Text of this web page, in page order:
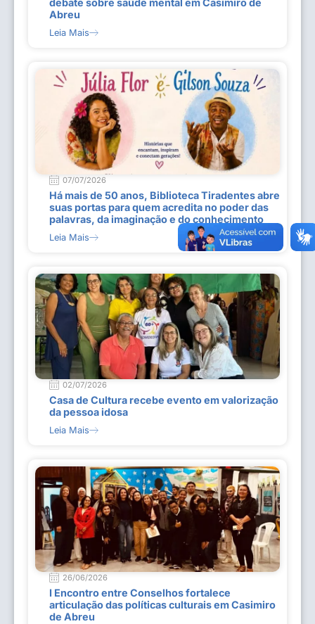
debate sobre saúde mental em Casimiro de
Abreu
Leia Mais
07/07/2026
Há mais de 50 anos, Biblioteca Tiradentes abre
suas portas para quem acredita no poder das
palavras, da imaginação e do conhecimento
Leia Mais
02/07/2026
Casa de Cultura recebe evento em valorização
da pessoa idosa
Leia Mais
26/06/2026
I Encontro entre Conselhos fortalece
articulação das políticas culturais em Casimiro
de Abreu